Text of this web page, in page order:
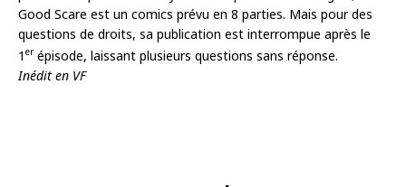
Good Scare est un comics prévu en 8 parties. Mais pour des
questions de droits, sa publication est interrompue après le
1 erépisode, laissant plusieurs questions sans réponse.
Inédit en VF